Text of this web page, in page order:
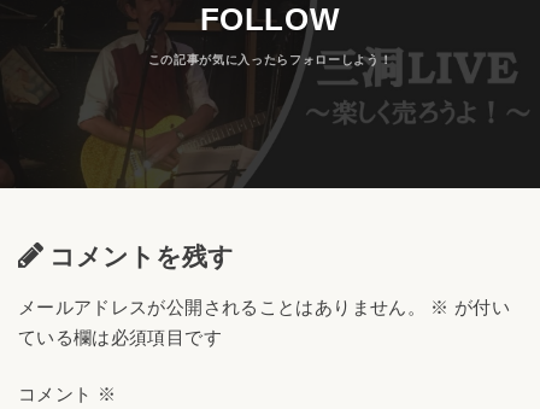
FOLLOW
コメントを残す
メールアドレスが公開されることはありません。 ※ が付い
ている欄は必須項目です
コメント ※